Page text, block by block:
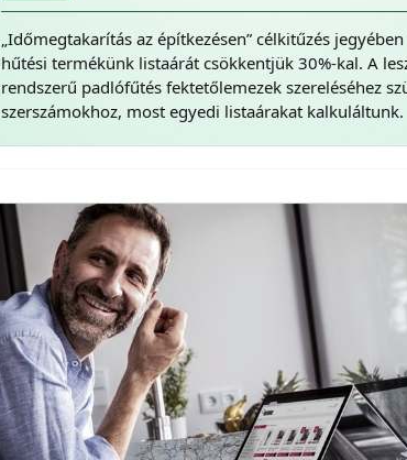
„Időmegtakarítás az építkezésen” célkitűzés
hűtési termékünk listaárát csökkentjük 30%-kal. A
rendszerű padlófűtés fektetőlemezek szereléséhez
szerszámokhoz, most egyedi listaárakat kalkuláltunk.